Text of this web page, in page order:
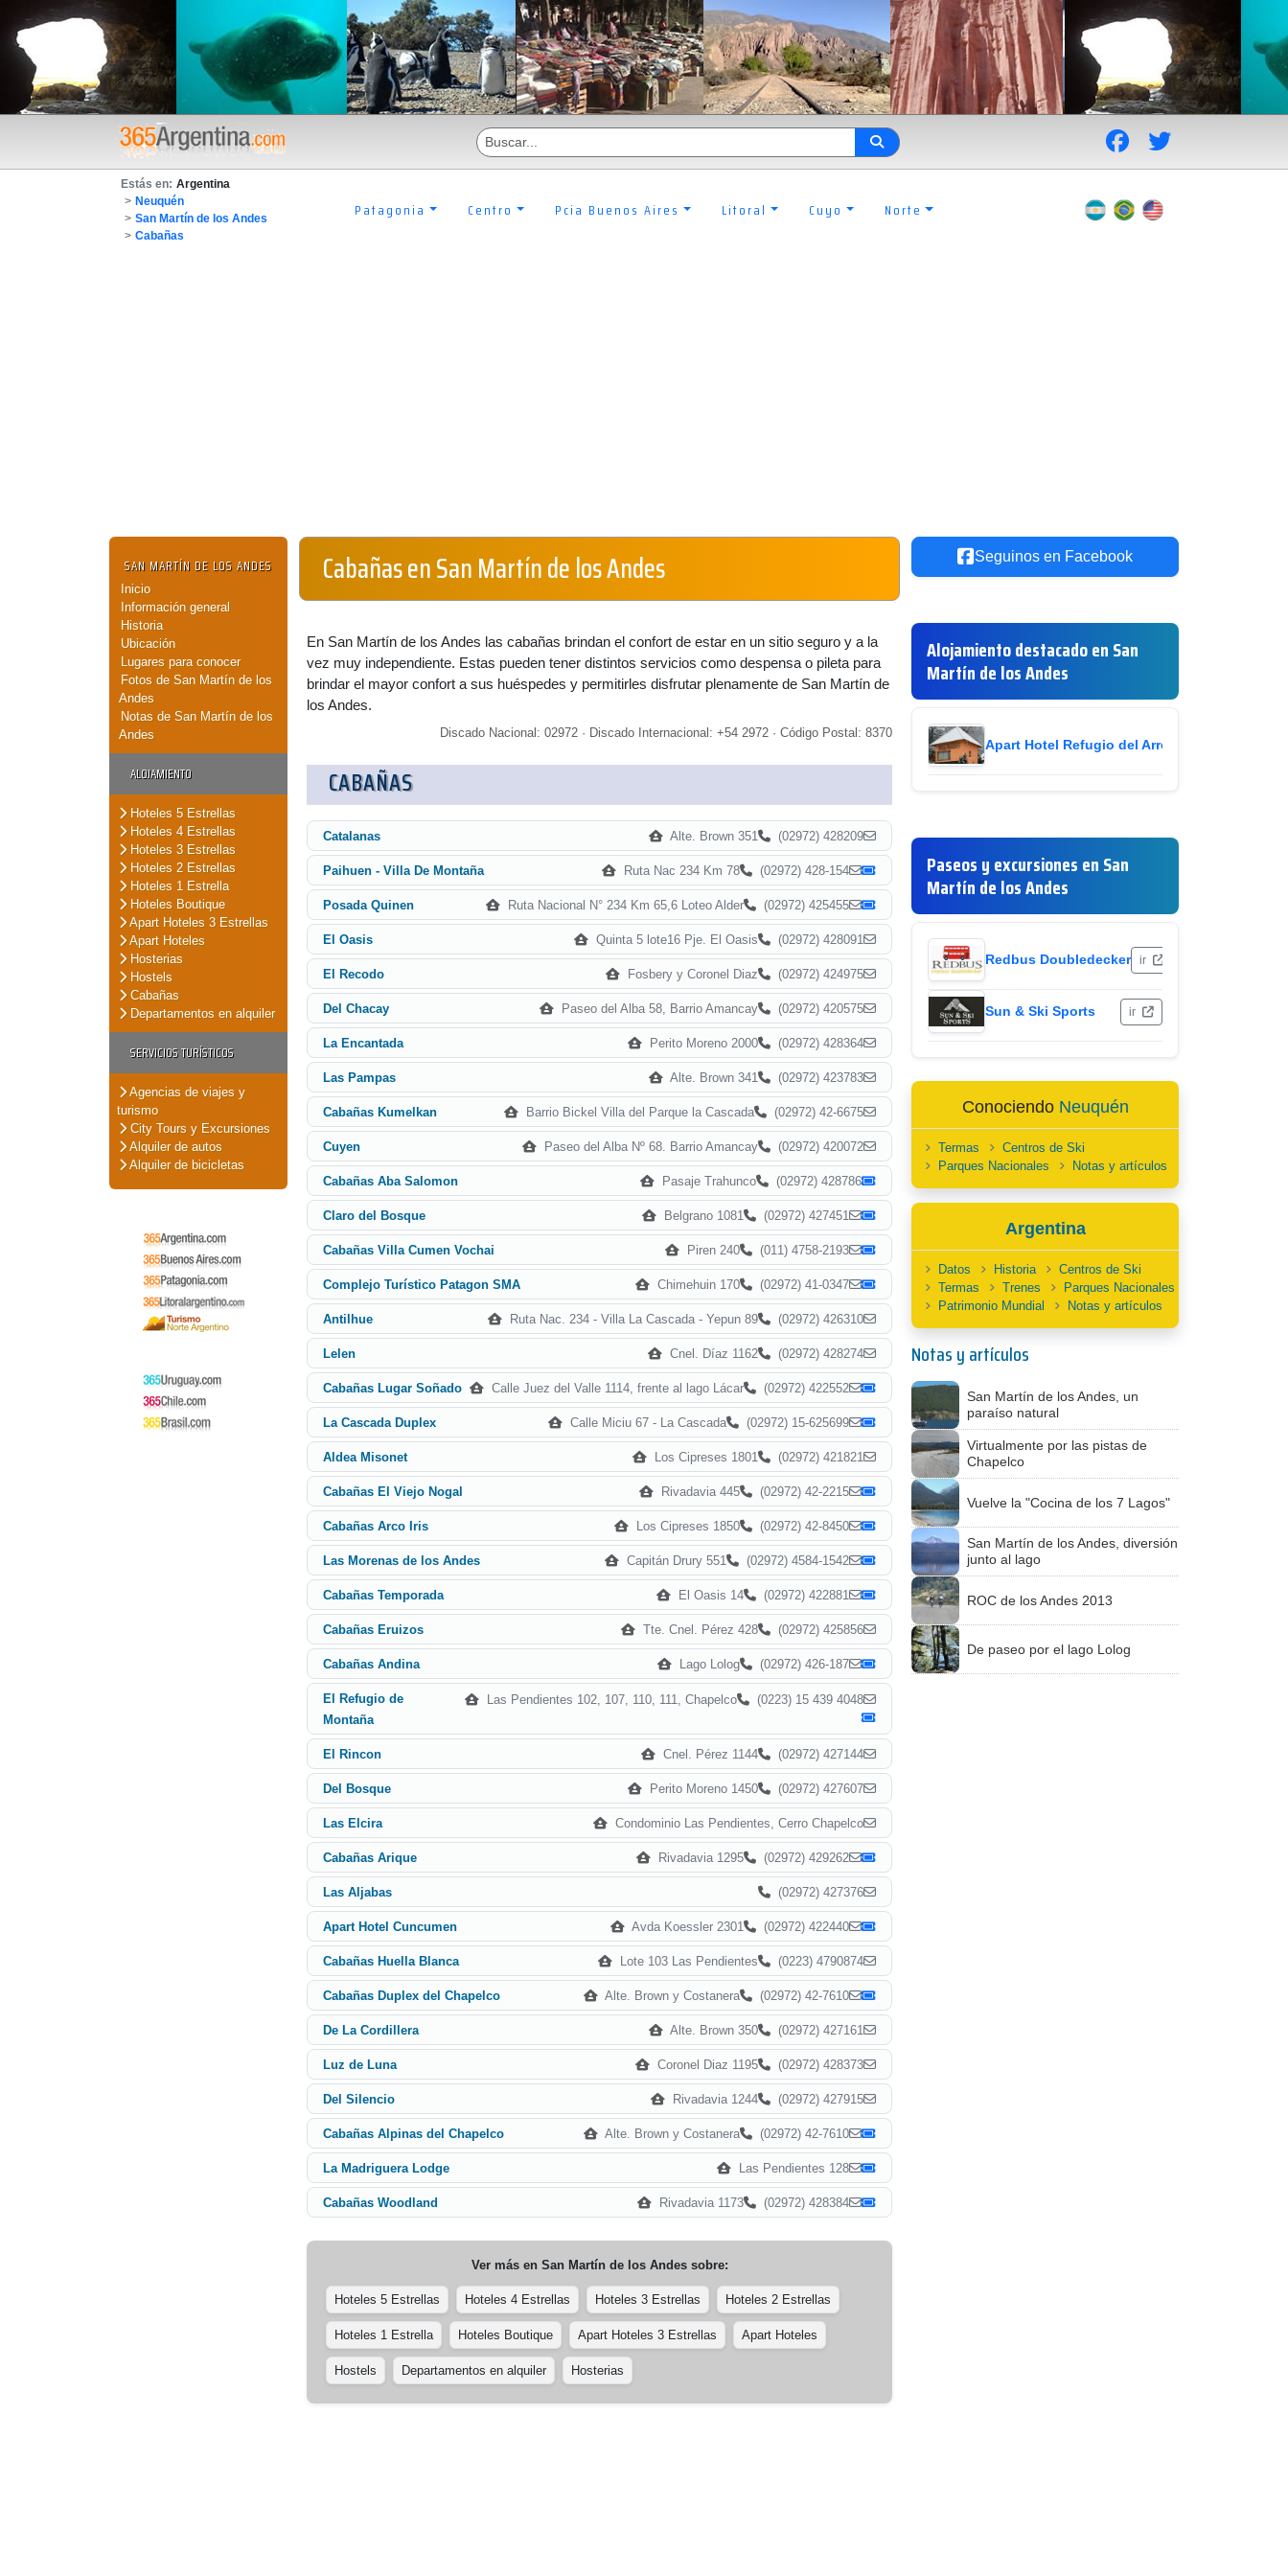
Estás en: Argentina
> Neuquén
> San Martín de los Andes
> Cabañas
Patagonia Centro Pcia Buenos Aires Litoral Cuyo Norte
SAN MARTÍN DE LOS ANDES
Inicio
Información general
Historia
Ubicación
Lugares para conocer
Fotos de San Martín de los
Andes
Notas de San Martín de los
Andes
ALOJAMIENTO
Hoteles 5 Estrellas
Hoteles 4 Estrellas
Hoteles 3 Estrellas
Hoteles 2 Estrellas
Hoteles 1 Estrella
Hoteles Boutique
Apart Hoteles 3 Estrellas
Apart Hoteles
Hosterias
Hostels
Cabañas
Departamentos en alquiler
SERVICIOS TURÍSTICOS
Agencias de viajes y
turismo
City Tours y Excursiones
Alquiler de autos
Alquiler de bicicletas
Cabañas en San Martín de los Andes
En San Martín de los Andes las cabañas brindan el confort de estar en un sitio seguro y a la
vez muy independiente. Estas pueden tener distintos servicios como despensa o pileta para
brindar el mayor confort a sus huéspedes y permitirles disfrutar plenamente de San Martín de
los Andes.
Discado Nacional: 02972 · Discado Internacional: +54 2972 · Código Postal: 8370
CABAÑAS
Catalanas Alte. Brown 351 (02972) 428209
Paihuen - Villa De Montaña Ruta Nac 234 Km 78 (02972) 428-154
Posada Quinen Ruta Nacional N° 234 Km 65,6 Loteo Alder (02972) 425455
El Oasis Quinta 5 lote16 Pje. El Oasis (02972) 428091
El Recodo Fosbery y Coronel Diaz (02972) 424975
Del Chacay Paseo del Alba 58, Barrio Amancay (02972) 420575
La Encantada Perito Moreno 2000 (02972) 428364
Las Pampas Alte. Brown 341 (02972) 423783
Cabañas Kumelkan Barrio Bickel Villa del Parque la Cascada (02972) 42-6675
Cuyen Paseo del Alba Nº 68. Barrio Amancay (02972) 420072
Cabañas Aba Salomon Pasaje Trahunco (02972) 428786
Claro del Bosque Belgrano 1081 (02972) 427451
Cabañas Villa Cumen Vochai Piren 240 (011) 4758-2193
Complejo Turístico Patagon SMA Chimehuin 170 (02972) 41-0347
Antilhue Ruta Nac. 234 - Villa La Cascada - Yepun 89 (02972) 426310
Lelen Cnel. Díaz 1162 (02972) 428274
Cabañas Lugar Soñado Calle Juez del Valle 1114, frente al lago Lácar (02972) 422552
La Cascada Duplex Calle Miciu 67 - La Cascada (02972) 15-625699
Aldea Misonet Los Cipreses 1801 (02972) 421821
Cabañas El Viejo Nogal Rivadavia 445 (02972) 42-2215
Cabañas Arco Iris Los Cipreses 1850 (02972) 42-8450
Las Morenas de los Andes Capitán Drury 551 (02972) 4584-1542
Cabañas Temporada El Oasis 14 (02972) 422881
Cabañas Eruizos Tte. Cnel. Pérez 428 (02972) 425856
Cabañas Andina Lago Lolog (02972) 426-187
El Refugio de
Montaña
Las Pendientes 102, 107, 110, 111, Chapelco (0223) 15 439 4048
El Rincon Cnel. Pérez 1144 (02972) 427144
Del Bosque Perito Moreno 1450 (02972) 427607
Las Elcira Condominio Las Pendientes, Cerro Chapelco
Cabañas Arique Rivadavia 1295 (02972) 429262
Las Aljabas (02972) 427376
Apart Hotel Cuncumen Avda Koessler 2301 (02972) 422440
Cabañas Huella Blanca Lote 103 Las Pendientes (0223) 4790874
Cabañas Duplex del Chapelco Alte. Brown y Costanera (02972) 42-7610
De La Cordillera Alte. Brown 350 (02972) 427161
Luz de Luna Coronel Diaz 1195 (02972) 428373
Del Silencio Rivadavia 1244 (02972) 427915
Cabañas Alpinas del Chapelco Alte. Brown y Costanera (02972) 42-7610
La Madriguera Lodge Las Pendientes 128
Cabañas Woodland Rivadavia 1173 (02972) 428384
Ver más en San Martín de los Andessobre:
Hoteles 5 Estrellas Hoteles 4 Estrellas Hoteles 3 Estrellas Hoteles 2 Estrellas
Hoteles 1 Estrella Hoteles Boutique Apart Hoteles 3 Estrellas Apart Hoteles
Hostels Departamentos en alquiler Hosterias
Seguinos en Facebook
Alojamiento destacado en San
Martín de los Andes
Apart Hotel Refugio del Arroyo
Paseos y excursiones en San
Martín de los Andes
Redbus Doubledecker ir
Sun & Ski Sports ir
Conociendo Neuquén
Termas
Centros de Ski
Parques Nacionales
Notas y artículos
Argentina
Datos Historia
Centros de Ski
Termas
Trenes
Parques Nacionales
Patrimonio Mundial
Notas y artículos
Notas y artículos
San Martín de los Andes, un
paraíso natural
Virtualmente por las pistas de
Chapelco
Vuelve la "Cocina de los 7 Lagos"
San Martín de los Andes, diversión
junto al lago
ROC de los Andes 2013
De paseo por el lago Lolog